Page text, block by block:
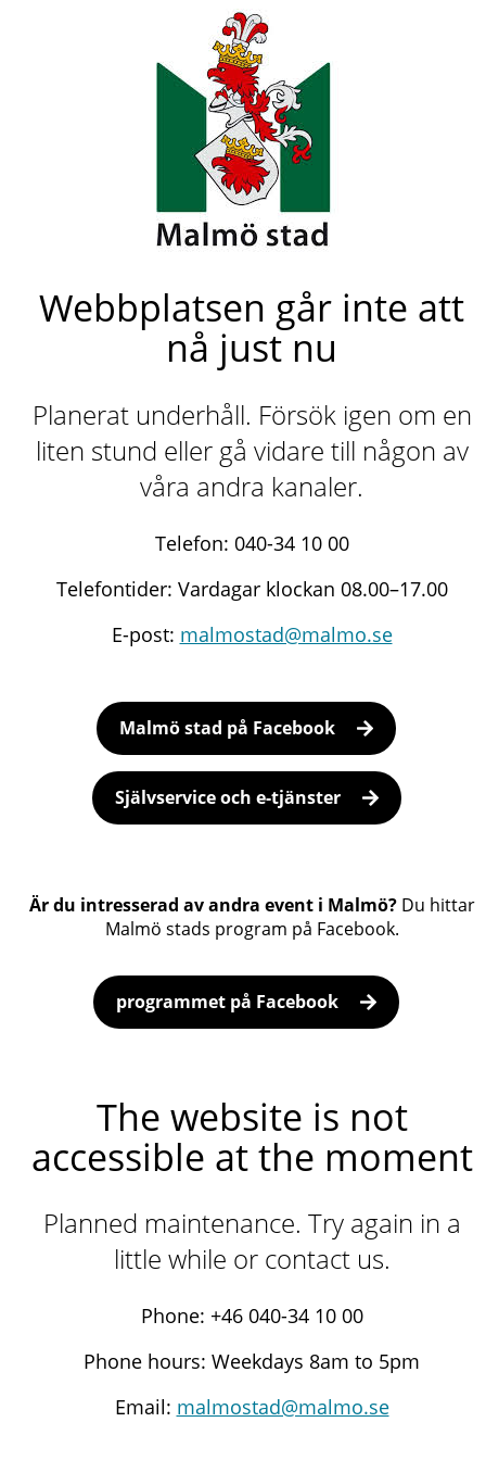
Webbplatsen går inte att
nå just nu
Planerat underhåll. Försök igen om en
liten stund eller gå vidare till någon av
våra andra kanaler.
Telefon: 040-34 10 00
Telefontider: Vardagar klockan 08.00–17.00
E-post: malmostad@malmo.se
Malmö stad på Facebook
Självservice och e-tjänster
Är du intresserad av andra event i Malmö?Du hittar
Malmö stads program på Facebook.
programmet på Facebook
The website is not
accessible at the moment
Planned maintenance. Try again in a
little while or contact us.
Phone: +46 040-34 10 00
Phone hours: Weekdays 8am to 5pm
Email: malmostad@malmo.se